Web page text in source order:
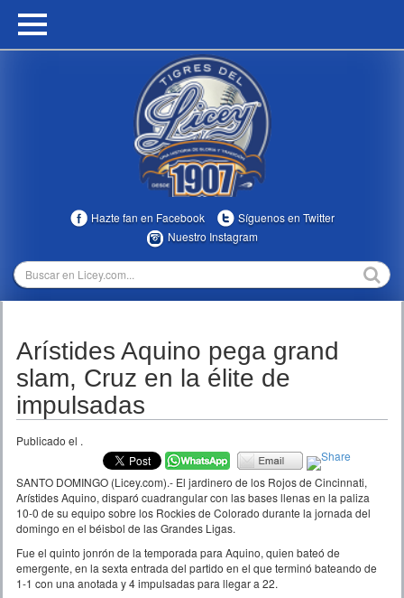
HOME
MULTIMEDIA
TEMPORADAS
Hazte fan en Facebook
Síguenos en Twitter
Nuestro Instagram
Arístides Aquino pega grand
slam, Cruz en la élite de
impulsadas
Publicado el .
SANTO DOMINGO (Licey.com).- El jardinero de los Rojos de Cincinnati,
Arístides Aquino, disparó cuadrangular con las bases llenas en la paliza
10-0 de su equipo sobre los Rockies de Colorado durante la jornada del
domingo en el béisbol de las Grandes Ligas.
Fue el quinto jonrón de la temporada para Aquino, quien bateó de
emergente, en la sexta entrada del partido en el que terminó bateando de
1-1 con una anotada y 4 impulsadas para llegar a 22.